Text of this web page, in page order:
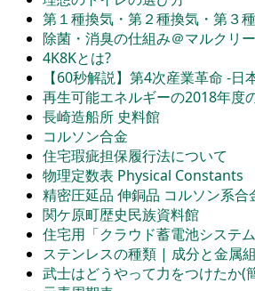
第１種換気・第２種換気・第３
除菌・消臭の仕組み＠マルクリ
4K8Kとは?
【60秒解説】第4次産業革命 -日
再生可能エネルギーの2018年度
長崎造船所 史料館
コルソン合金
住宅瑕疵担保履行法について
物理定数表 Physical Constants
精密圧延品 伸銅品 コルソン系合
関ケ原町歴史民族資料館
住宅用「クラウド蓄電池システ
ステンレスの種類 | 成分と金属
武士はどうやって力をつけたか(